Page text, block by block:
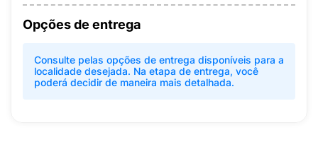
Opções de entrega
Consulte pelas opções de entrega disponíveis para a
localidade desejada. Na etapa de entrega, você
poderá decidir de maneira mais detalhada.